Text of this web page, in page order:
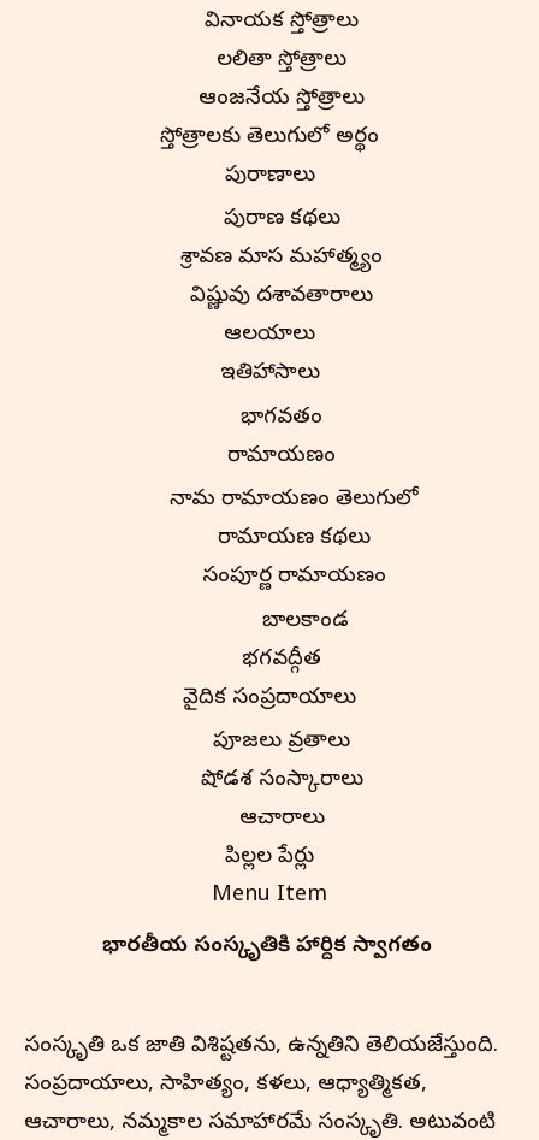
వినాయక స్తోత్రాలు
లలితా స్తోత్రాలు
ఆంజనేయ స్తోత్రాలు
స్తోత్రాలకు తెలుగులో అర్థం
పురాణాలు
పురాణ కథలు
శ్రావణ మాస మహాత్మ్యం
విష్ణువు దశావతారాలు
ఆలయాలు
ఇతిహాసాలు
భాగవతం
రామాయణం
నామ రామాయణం తెలుగులో
రామాయణ కథలు
సంపూర్ణ రామాయణం
బాలకాండ
భగవద్గీత
వైదిక సంప్రదాయాలు
పూజలు వ్రతాలు
షోడశ సంస్కారాలు
ఆచారాలు
పిల్లల పేర్లు
Menu Item
భారతీయ సంస్కృతి‌కి హార్దిక స్వాగతం
సంస్కృతి ఒక జాతి విశిష్టతను, ఉన్నతిని తెలియజేస్తుంది.
సంప్రదాయాలు, సాహిత్యం, కళలు, ఆధ్యాత్మికత,
ఆచారాలు, నమ్మకాల సమాహారమే సంస్కృతి. అటువంటి